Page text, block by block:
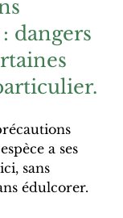
dangers
a ses
sans
édulcorer.